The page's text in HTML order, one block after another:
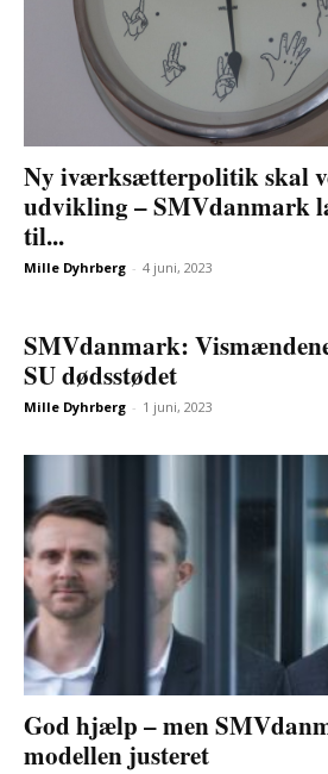
Ny iværksætterpolitik skal
udvikling – SMVdanmark
til...
Mille Dyhrberg - 4 juni, 2023
SMVdanmark:
SU dødsstødet
Mille Dyhrberg - 1 juni, 2023
God hjælp – men
modellen justeret